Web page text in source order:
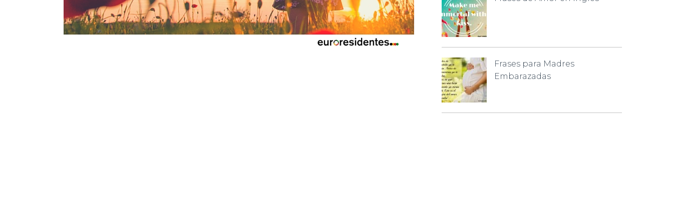
Frases para Madres
Embarazadas